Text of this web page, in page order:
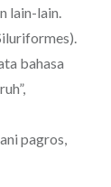
lain-lain.
bahasa
pagros,